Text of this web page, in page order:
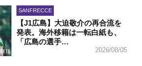
SANFRECCE
【J1広島】大迫敬介の再合流を
発表。海外移籍は一転白紙も、
「広島の選手…
2026/08/05